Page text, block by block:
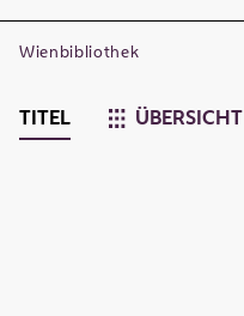
Wienbibliothek
TITEL ÜBERSICHT